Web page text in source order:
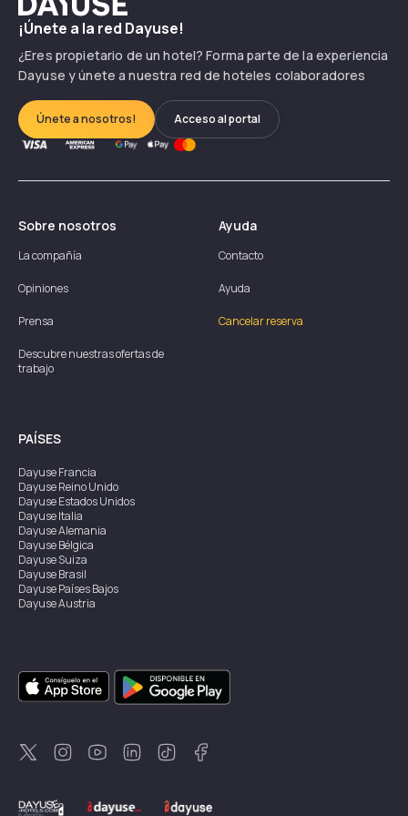
¡Únete a la red Dayuse!
¿Eres propietario de un hotel? Forma parte de la experiencia
Dayuse y únete a nuestra red de hoteles colaboradores
Únete a nosotros! Acceso al portal
Sobre nosotros
La compañía
Opiniones
Prensa
Descubre nuestras ofertas de
trabajo
Ayuda
Contacto
Ayuda
Cancelar reserva
PAÍSES
DayuseFrancia
DayuseReino Unido
DayuseEstados Unidos
DayuseItalia
DayuseAlemania
DayuseBélgica
DayuseSuiza
DayuseBrasil
DayusePaíses Bajos
DayuseAustria
DayuseSingapur
DayuseSuecia
DayuseTailandia
DayuseNueva Zelanda
DayuseTurquía